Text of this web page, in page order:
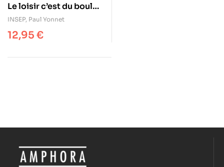
Le loisir c’est du boulot
!INSEP, Paul Yonnet
12,95 €